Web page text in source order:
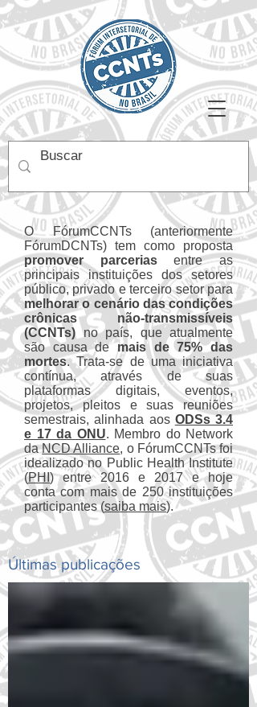
O FórumCCNTs (anteriormente
FórumDCNTs) tem como proposta
promover parceriasentre as
principais instituições dos setores
público, privado e terceiro setor para
melhorar o cenário das condições
crônicas não-transmissíveis
(CCNTs) no país, que atualmente
são causa demais de 75% das
mortes. Trata-se de uma iniciativa
contínua, através de suas
plataformas digitais, eventos,
projetos, pleitos e suas reuniões
semestrais, alinhada aos ODSs 3.4
e 17 da ONU. Membro do Network
daNCD Alliance, o FórumCCNTs foi
idealizado no Public Health Institute
(PHI) entre 2016 e 2017 e hoje
conta com mais de 250 instituições
participantes (saiba mais).
Últimas publicações